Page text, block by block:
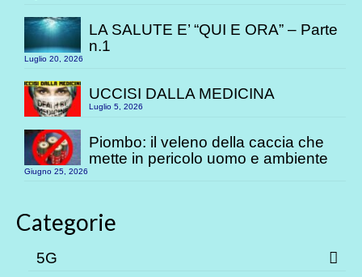
LA SALUTE E’ “QUI E ORA” – Parte
n.1
Luglio 20, 2026
UCCISI DALLA MEDICINA
Luglio 5, 2026
Piombo: il veleno della caccia che
mette in pericolo uomo e ambiente
Giugno 25, 2026
Categorie
5G